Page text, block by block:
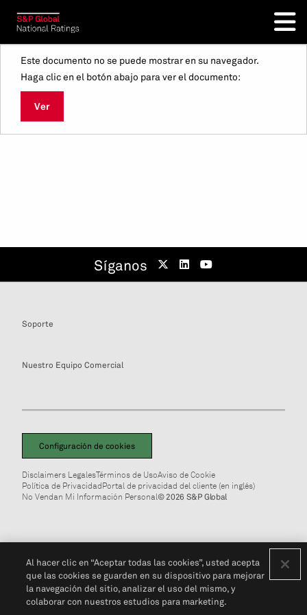
Este documento no se puede mostrar en su navegador.
Haga clic en el botón abajo para ver el documento:
Ver
Síganos
Soporte
Nuestro Equipo Comercial
Configuración de cookies
Disclaimers LegalesTérminos de UsoAviso de Cookie
Política de PrivacidadPortal de privacidad del cliente (en inglés)
No Vendan Mi Información Personal© 2026 S&P Global
Al hacer clic en “Aceptar todas las cookies”, usted acepta
que las cookies se guarden en su dispositivo para mejorar
la navegación del sitio, analizar el uso del mismo, y
colaborar con nuestros estudios para marketing.